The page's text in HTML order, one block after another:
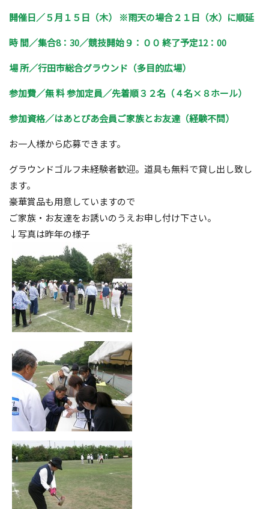
開催日／５月 １５ 日（木） ※雨天の場合２１日（水）に順延
時 間／集合8： 30／競技開始９：００ 終了予定12： 00
場 所／行田市総合グラウンド（多目的広場）
参加費／無 料 参加定員／先着順３２名（４名×８ホール）
参加資格／はあとぴあ会員ご家族とお友達（経験不問）
お一人様から応募できます。
グラウンドゴルフ未経験者歓迎。道具も無料で貸し出し致し
ます。
豪華賞品も用意していますので
ご家族・お友達をお誘いのうえお申し付け下さい。
↓写真は昨年の様子